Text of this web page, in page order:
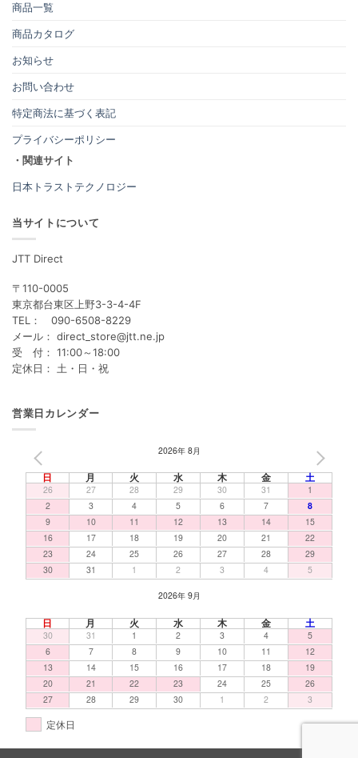
商品一覧
商品カタログ
お知らせ
お問い合わせ
特定商法に基づく表記
プライバシーポリシー
・関連サイト
日本トラストテクノロジー
当サイトについて
JTT Direct
〒110-0005
東京都台東区上野3-3-4-4F
TEL： 090-6508-8229
メール： direct_store@jtt.ne.jp
受 付： 11:00～18:00
定休日： 土・日・祝
営業日カレンダー
2026年 8月
日 月 火 水 木 金 土
26 27 28 29 30 31
1
2
3 4 5 6 7
8
9
10 11 12 13 14
15
16
17 18 19 20 21
22
23
24 25 26 27 28
29
30
31 1 2 3 4 5
2026年 9月
日 月 火 水 木 金 土
30 31 1 2 3 4
5
6
7 8 9 10 11
12
13
14 15 16 17 18
19
20
21 22 23 24 25
26
27
28 29 30 1 2 3
定休日